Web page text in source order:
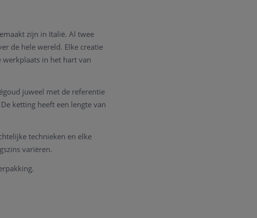
zijn in Italië. Al twee
de hele wereld. Elke creatie
in het hart van
juweel met de referentie
ketting heeft een lengte van
technieken en elke
variëren.
aanpassen in ons